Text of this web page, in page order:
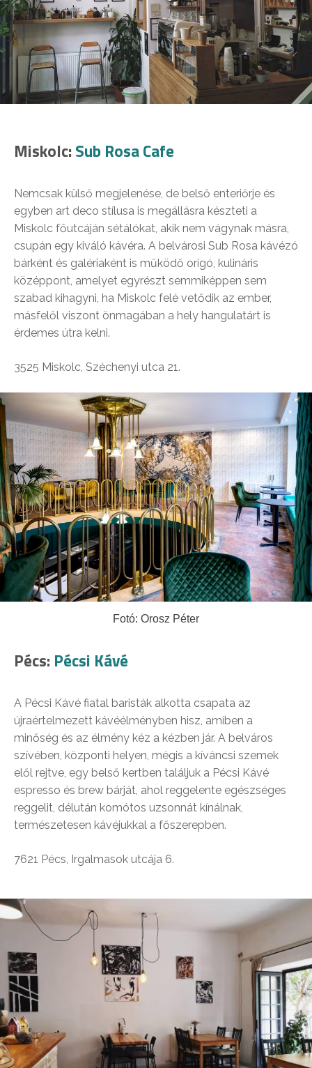
Miskolc: Sub Rosa Cafe
Nemcsak külső megjelenése, de belső enteriőrje és
egyben art deco stílusa is megállásra készteti a
Miskolc főutcáján sétálókat, akik nem vágynak másra,
csupán egy kiváló kávéra. A belvárosi Sub Rosa kávézó
bárként és galériaként is működő origó, kulináris
középpont, amelyet egyrészt semmiképpen sem
szabad kihagyni, ha Miskolc felé vetődik az ember,
másfelől viszont önmagában a hely hangulatárt is
érdemes útra kelni.
3525 Miskolc, Széchenyi utca 21.
Fotó: Orosz Péter
Pécs: Pécsi Kávé
A Pécsi Kávé fiatal baristák alkotta csapata az
újraértelmezett kávéélményben hisz, amiben a
minőség és az élmény kéz a kézben jár. A belváros
szívében, központi helyen, mégis a kíváncsi szemek
elől rejtve, egy belső kertben találjuk a Pécsi Kávé
espresso és brew bárját, ahol reggelente egészséges
reggelit, délután komótos uzsonnát kínálnak,
természetesen kávéjukkal a főszerepben.
7621 Pécs, Irgalmasok utcája 6.